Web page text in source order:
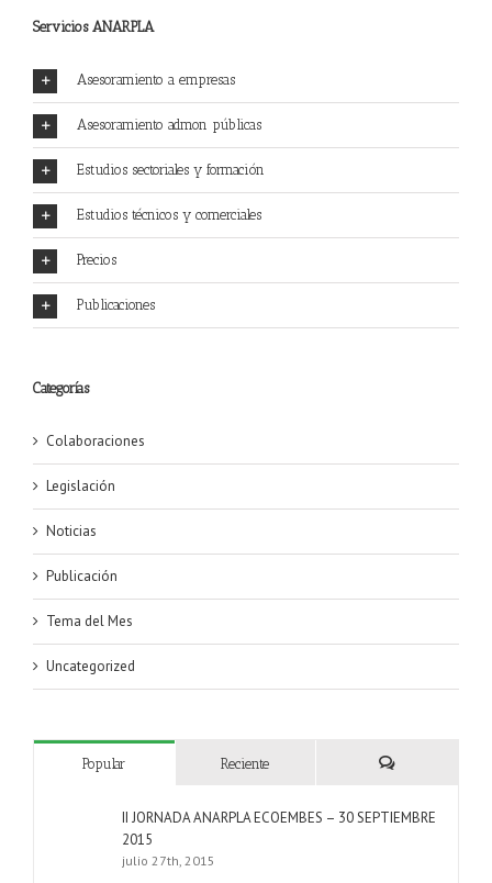
Servicios ANARPLA
Asesoramiento a empresas
Asesoramiento admon públicas
Estudios sectoriales y formación
Estudios técnicos y comerciales
Precios
Publicaciones
Categorías
Colaboraciones
Legislación
Noticias
Publicación
Tema del Mes
Uncategorized
Popular Reciente
II JORNADA ANARPLA ECOEMBES – 30 SEPTIEMBRE
2015
julio 27th, 2015